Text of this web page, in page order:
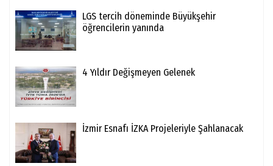
LGS tercih döneminde Büyükşehir
öğrencilerin yanında
4 Yıldır Değişmeyen Gelenek
İzmir Esnafı İZKA Projeleriyle Şahlanacak